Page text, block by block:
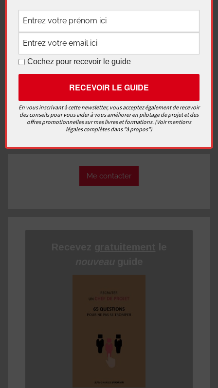
Continuer la lecture
Focus "Contract management"
2 commentaires
Recherche
:
Me contacter
Cochez pour recevoir le guide
En vous inscrivant à cette newsletter, vous acceptez également de recevoir
des conseils pour vous aider à vous améliorer en pilotage de projet et des
offres promotionnelles sur mes livres et formations. (Voir mentions
légales complètes dans "à propos")